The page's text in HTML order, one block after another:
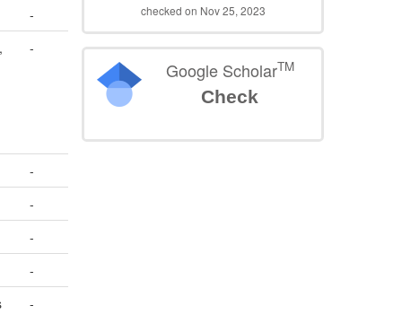
-
-
-
-
-
-
-
checked on Nov 25, 2023
Google ScholarTM
Check